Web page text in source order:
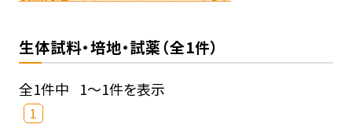
生体試料・培地・試薬（全1件）
全1件中 1～1件を表示
1